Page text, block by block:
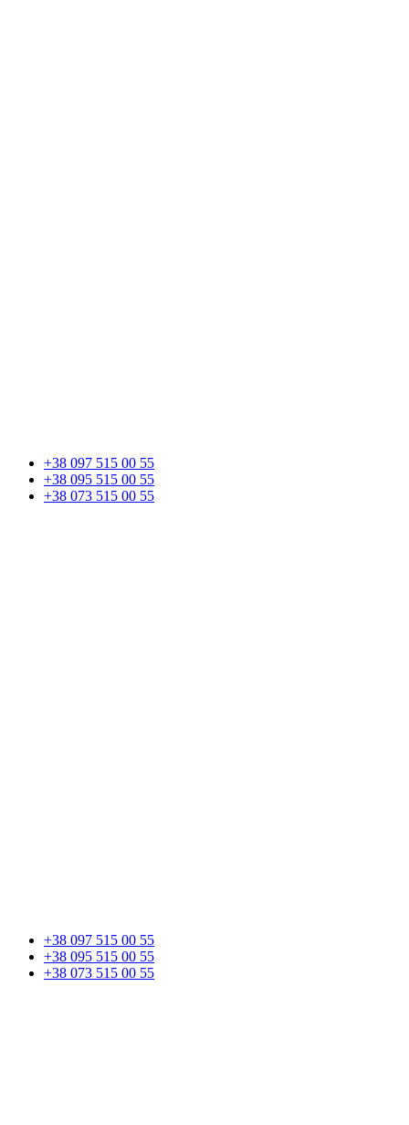
+38 097 515 00 55
+38 095 515 00 55
+38 073 515 00 55
+38 097 515 00 55
+38 095 515 00 55
+38 073 515 00 55